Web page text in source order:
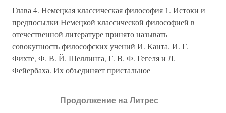
Глава 4. Немецкая классическая философия 1. Истоки и
предпосылки Немецкой классической философией в
отечественной литературе принято называть
совокупность философских учений И. Канта, И. Г.
Фихте, Ф. В. Й. Шеллинга, Г. В. Ф. Гегеля и Л.
Фейербаха. Их объединяет пристальное
НЕМЕЦКАЯ КЛАССИЧЕСКАЯ
Продолжение на Литрес